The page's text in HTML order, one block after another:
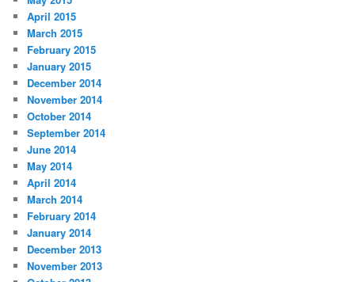
April 2015
March 2015
February 2015
January 2015
December 2014
November 2014
October 2014
September 2014
June 2014
May 2014
April 2014
March 2014
February 2014
January 2014
December 2013
November 2013